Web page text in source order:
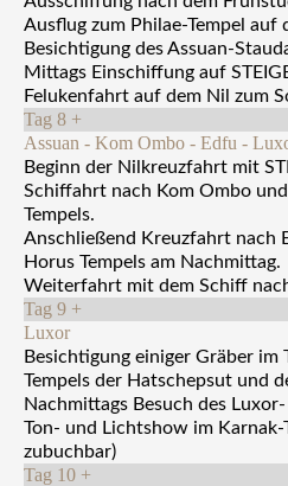
Ausflug zum Philae-Tempel auf
Besichtigung des Assuan-
Mittags Einschiffung auf
Felukenfahrt auf dem Nil zum
Tag 8 +
Assuan - Kom Ombo - Edfu -
Beginn der Nilkreuzfahrt mit
Schiffahrt nach Kom Ombo
Tempels.
Anschließend Kreuzfahrt nach
Horus Tempels am Nachmittag.
Weiterfahrt mit dem Schiff
Tag 9 +
Luxor
Besichtigung einiger Gräber im
Tempels der Hatschepsut und
Nachmittags Besuch des
Ton- und Lichtshow im Karnak-
zubuchbar)
Tag 10 +